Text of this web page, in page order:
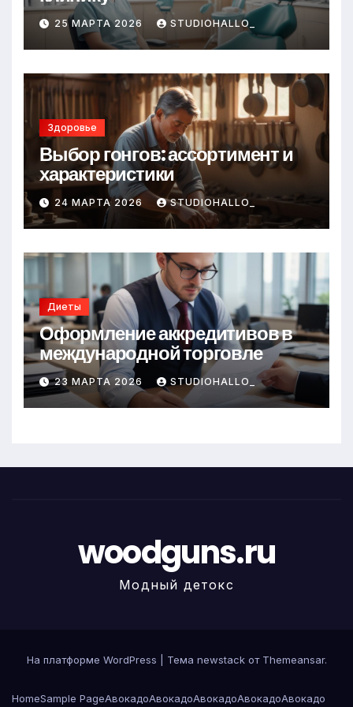
25 МАРТА 2026 STUDIOHALLO_
Здоровье
Выбор гонгов: ассортимент и
характеристики
24 МАРТА 2026 STUDIOHALLO_
Диеты
Оформление аккредитивов в
международной торговле
23 МАРТА 2026 STUDIOHALLO_
woodguns.ru
Модный детокс
На платформе WordPress Тема newstack от Themeansar.
HomeSample PageАвокадоАвокадоАвокадоАвокадоАвокадо